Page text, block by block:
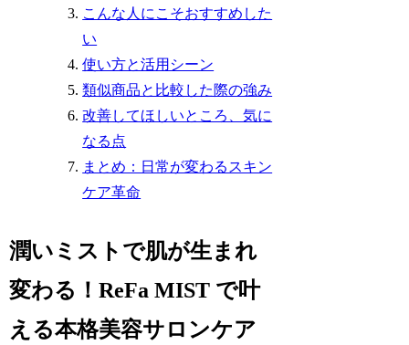
こんな人にこそおすすめした
い
使い方と活用シーン
類似商品と比較した際の強み
改善してほしいところ、気に
なる点
まとめ：日常が変わるスキン
ケア革命
潤いミストで肌が生まれ
変わる！ReFa MIST で叶
える本格美容サロンケア